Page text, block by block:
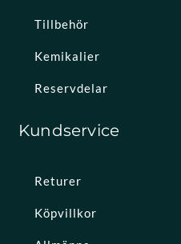
Tillbehör
Kemikalier
Reservdelar
Kundservice
Returer
Köpvillkor